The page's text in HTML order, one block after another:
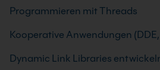
Programmieren mit Threads
Kooperative Anwendungen
Dynamic Link Libraries